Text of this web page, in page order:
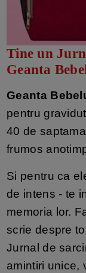
Tine un
Geanta
Geanta
pentru
40 de
frumos
Si pentru ca
de intens - te
memoria lor.
scrie despre
Jurnal de
amintiri unice,